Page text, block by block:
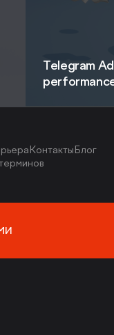
Telegram
КонтактыБлог